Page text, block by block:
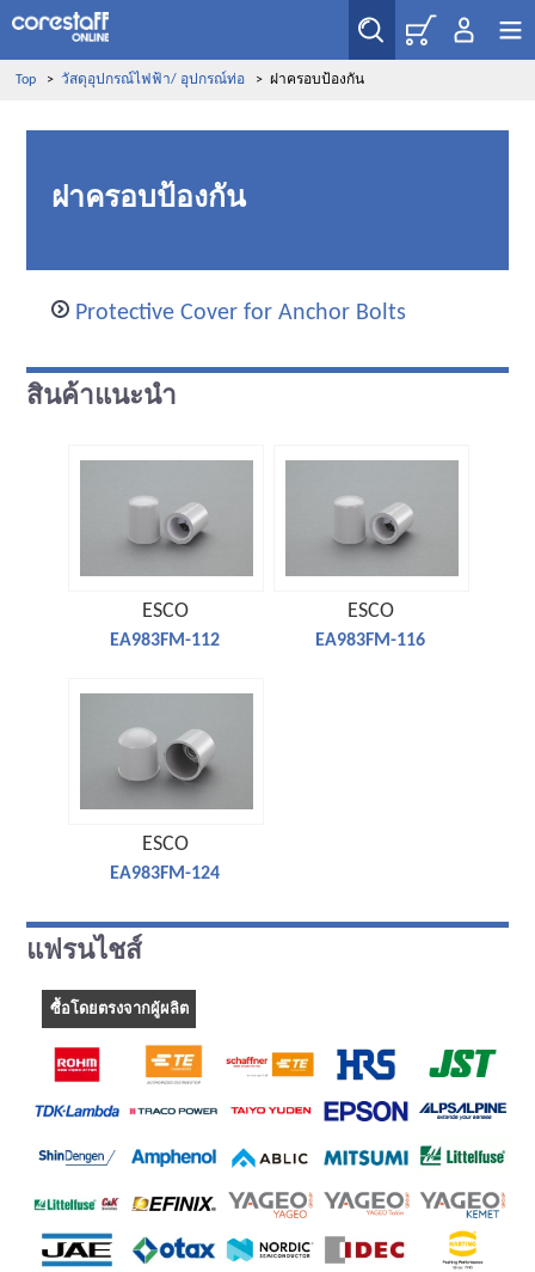
Top > วัสดุอุปกรณ์ไฟฟ้า/ อุปกรณ์ท่อ> ฝาครอบป้องกัน
ฝาครอบป้องกัน
Protective Cover for Anchor Bolts
สินค้าแนะนำ
ESCO
EA983FM-112
ESCO
EA983FM-124
ESCO
EA983FM-116
แฟรนไชส์
ซื้อโดยตรงจากผู้ผลิต